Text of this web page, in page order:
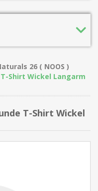
26 ( NOOS )
Shirt Wickel Langarm
T-Shirt Wickel